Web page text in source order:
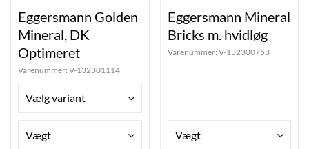
Eggersmann Golden
Mineral, DK
Optimeret
Varenummer: V-132301114
Vælg variant
Vægt
Eggersmann Mineral
Bricks m. hvidløg
Varenummer: V-132300753
Vægt